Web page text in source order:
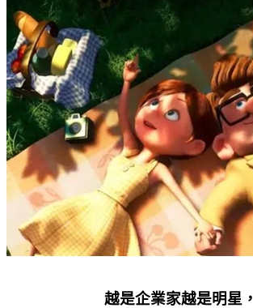
越是企業家越是明星，